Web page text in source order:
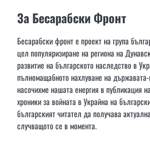
За Бесарабски Фронт
Бесарабски фронт е проект на група
цел популяризиране на региона на
развитие на българското наследство в
пълномащабното нахлуване на
насочихме нашата енергия в публикация
хроники за войната в Украйна на
българският читател да получава
случващото се в момента.